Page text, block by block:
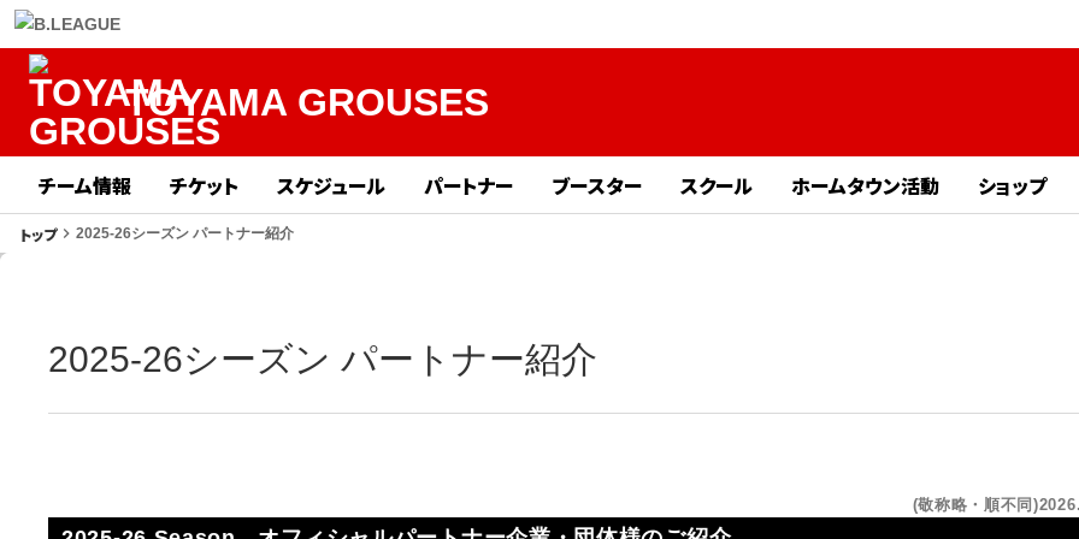
TOYAMA GROUSES
チーム情報 チケット スケジュール パートナー ブースター スクール ホームタウン活動 ショップ
トップkeyboard_arrow_right 2025-26シーズン パートナー紹介
2025-26シーズン パートナー紹介
(敬称略・順不同